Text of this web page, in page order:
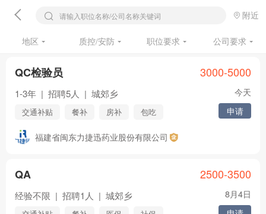
请输入职位名称/公司名称关键词 附近
地区 质控/安防 职位要求 公司要求
QC检验员
1-3年 | 招聘5人 | 城郊乡
交通补贴 餐补 房补
包吃
包住
年终奖
住房公积金
节日福利
福建省闽东力捷迅药业股份有限公司
3000-5000
今天
申请
QA
经验不限 | 招聘1人 | 城郊乡
2500-3500
8月4日